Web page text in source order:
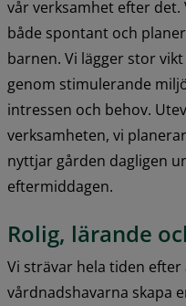
vår verksamhet efter
både spontant och
barnen. Vi lägger stor
genom stimulerande
intressen och behov.
verksamheten, vi
nyttjar gården dagligen
eftermiddagen.
Rolig, lärande
Vi strävar hela tiden
vårdnadshavarna skapa